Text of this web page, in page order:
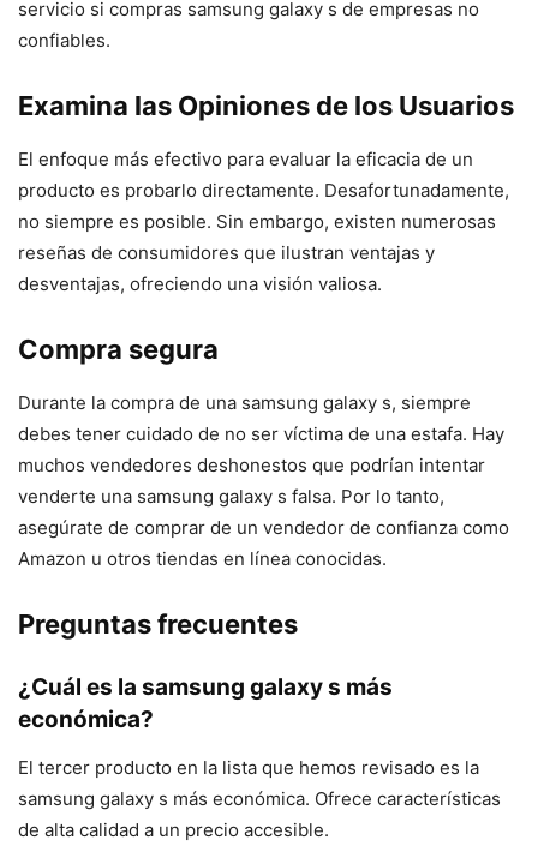
servicio si compras samsung galaxy s de empresas no
confiables.
Examina las Opiniones de los Usuarios
El enfoque más efectivo para evaluar la eficacia de un
producto es probarlo directamente. Desafortunadamente,
no siempre es posible. Sin embargo, existen numerosas
reseñas de consumidores que ilustran ventajas y
desventajas, ofreciendo una visión valiosa.
Compra segura
Durante la compra de una samsung galaxy s, siempre
debes tener cuidado de no ser víctima de una estafa. Hay
muchos vendedores deshonestos que podrían intentar
venderte una samsung galaxy s falsa. Por lo tanto,
asegúrate de comprar de un vendedor de confianza como
Amazon u otros tiendas en línea conocidas.
Preguntas frecuentes
¿Cuál es la samsung galaxy s más
económica?
El tercer producto en la lista que hemos revisado es la
samsung galaxy s más económica. Ofrece características
de alta calidad a un precio accesible.